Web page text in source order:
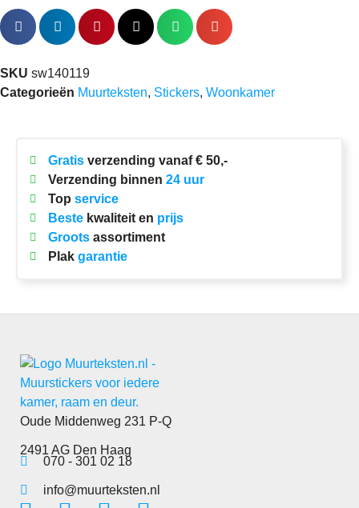
SKU sw140119
Categorieën Muurteksten, Stickers, Woonkamer
Gratisverzending vanaf € 50,-
Verzending binnen 24 uur
Top service
Bestekwaliteit en prijs
Grootsassortiment
Plak garantie
Oude Middenweg 231 P-Q
2491 AG Den Haag
070 - 301 02 18
info@muurteksten.nl